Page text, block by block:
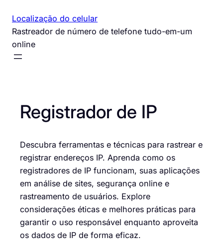
para
conteúdo
Localização do celular
Rastreador de número de telefone tudo-em-um
online
Registrador de IP
Descubra ferramentas e técnicas para rastrear e
registrar endereços IP. Aprenda como os
registradores de IP funcionam, suas aplicações
em análise de sites, segurança online e
rastreamento de usuários. Explore
considerações éticas e melhores práticas para
garantir o uso responsável enquanto aproveita
os dados de IP de forma eficaz.